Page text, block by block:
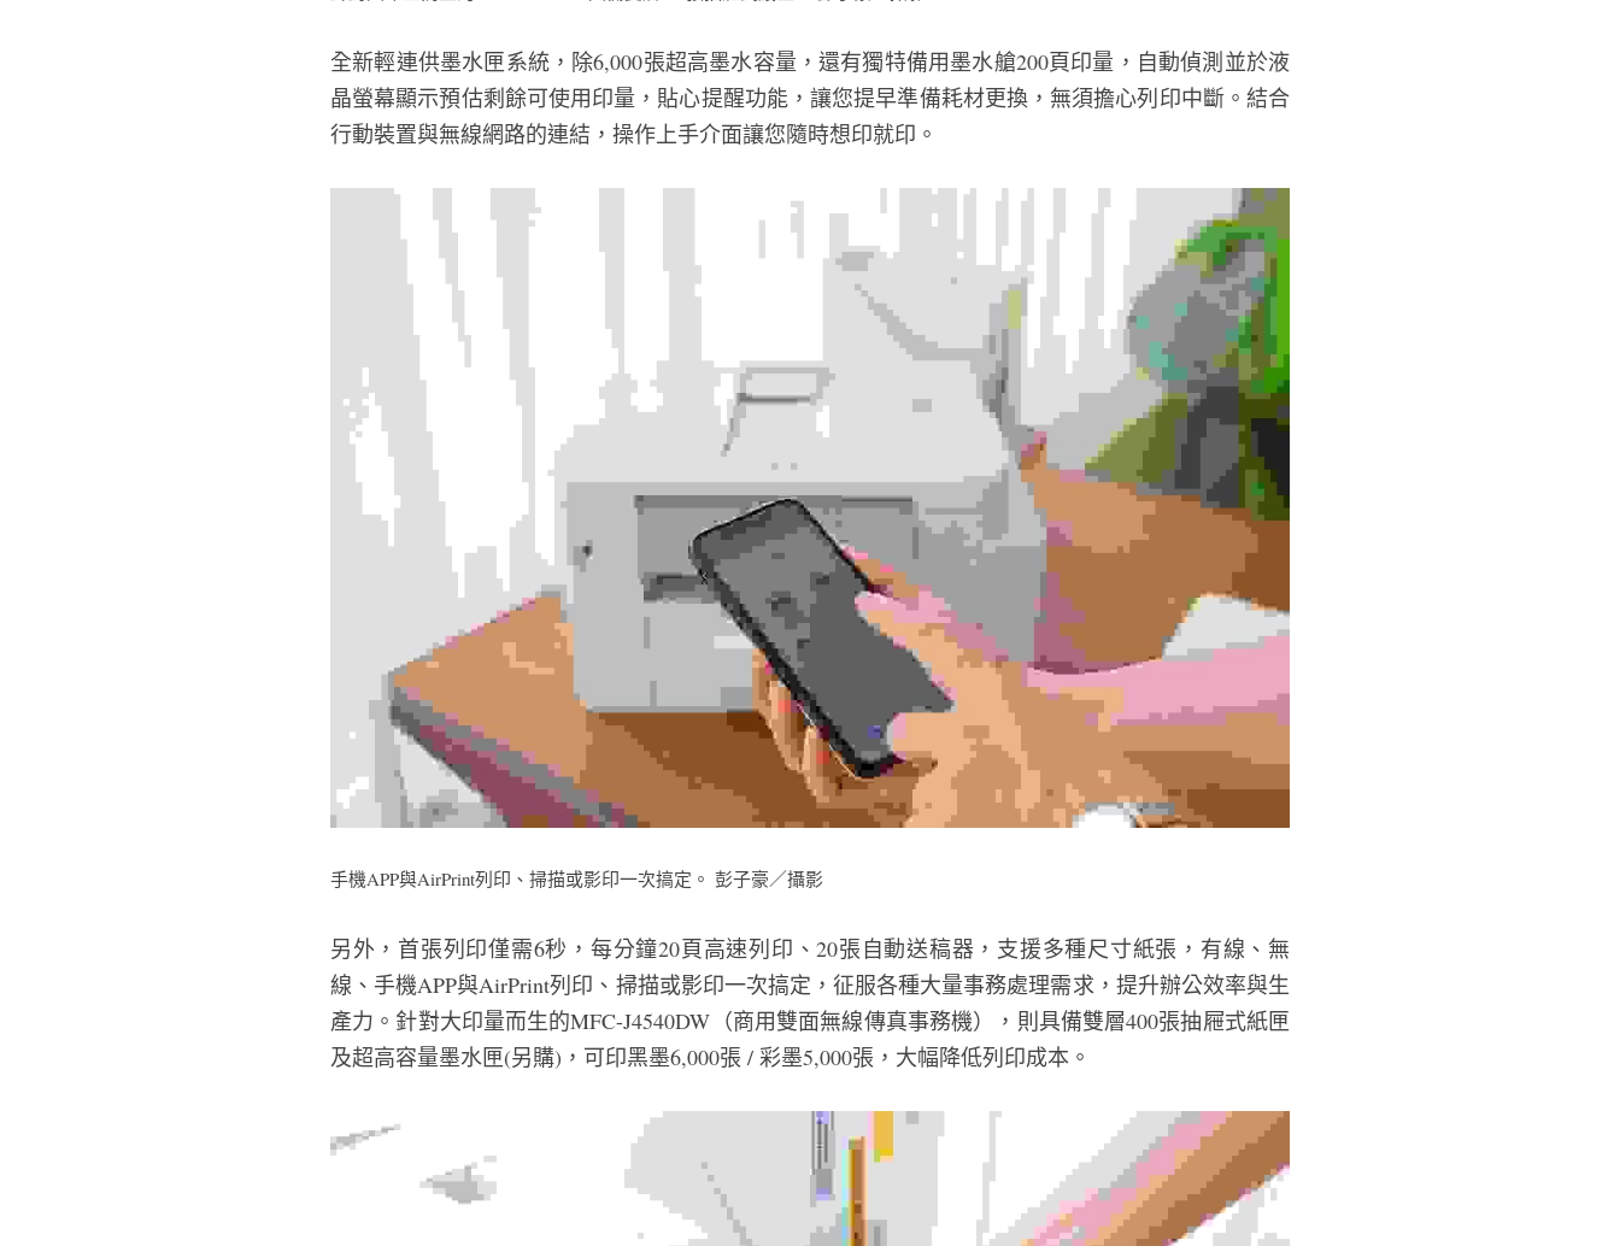
全新輕連供墨水匣系統，除6,000張超高墨水容量，還有獨特備用墨水艙200頁印量，自動偵測並於液
晶螢幕顯示預估剩餘可使用印量，貼心提醒功能，讓您提早準備耗材更換，無須擔心列印中斷。結合
行動裝置與無線網路的連結，操作上手介面讓您隨時想印就印。
手機APP與AirPrint列印、掃描或影印一次搞定。 彭子豪／攝影
另外，首張列印僅需6秒，每分鐘20頁高速列印、20張自動送稿器，支援多種尺寸紙張，有線、無
線、手機APP與AirPrint列印、掃描或影印一次搞定，征服各種大量事務處理需求，提升辦公效率與生
產力。針對大印量而生的MFC-J4540DW（商用雙面無線傳真事務機），則具備雙層400張抽屜式紙匣
及超高容量墨水匣(另購)，可印黑墨6,000張 / 彩墨5,000張，大幅降低列印成本。